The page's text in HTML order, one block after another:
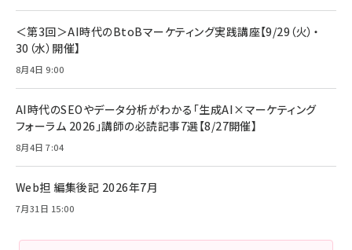
Anker Soundcore P31i (Bluetooth 6.1)
【完全ワイヤレスイヤホン/アクティブノイズキャ
ンセリング/マルチポイント接続 / 最大50時間
Anker PowerLine III Flow USB-C & USB-C
ケーブル Anker絡まないケーブル 240W 結束バン
ド付き USB PD対応 シリコン素材採用 iPhone
17 / 16 / 15 / Galaxy iPad Pro MacBook
Amazonランキングをもっと見る
本
￥4,192
キャンペーン】
￥4,857
Amazonランキングをもっと見る
＜第3回＞AI時代のBtoBマーケティング実践講座【9/29（火）・
30（水）開催】
8月4日 9:00
AI時代のSEOやデータ分析がわかる「生成AI×マーケティング
フォーラム 2026」講師の必読記事7選【8/27開催】
8月4日 7:04
Web担 編集後記 2026年7月
7月31日 15:00